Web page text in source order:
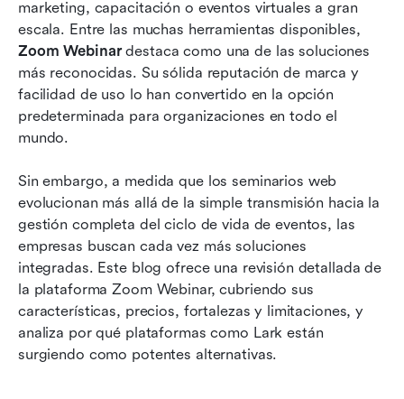
marketing, capacitación o eventos virtuales a gran
Zoom Webinar destaca como una de las soluciones
más reconocidas. Su sólida reputación de marca y
facilidad de uso lo han convertido en la opción
predeterminada para organizaciones en todo el
mundo.
Sin embargo, a medida que los seminarios web
evolucionan más allá de la simple transmisión hacia la
gestión completa del ciclo de vida de eventos, las
empresas buscan cada vez más soluciones
integradas. Este blog ofrece una revisión detallada de
la plataforma Zoom Webinar, cubriendo sus
características, precios, fortalezas y limitaciones, y
analiza por qué plataformas como Lark están
surgiendo como potentes alternativas.
Zoom Webinar vs Lark: ¿Cuál es mejor?
Conclusión
Preguntas frecuentes
Lectura relacionada